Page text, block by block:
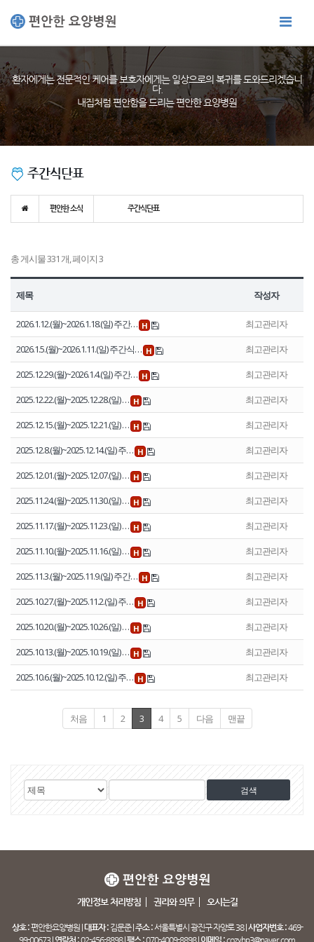
환자에게는 전문적인 케어를 보호자에게는 일상으로의 복귀를 도와드리겠습니
다.
내집처럼 편안함을 드리는 편안한 요양병원
주간식단표
편안한 소식 주간식단표
총 게시물 331 개, 페이지 3
제목 작성자
2026.1.12.(월)~2026.1.18.(일) 주간… H
최고관리자
2026.1.5.(월)~2026.1.11.(일) 주간식… H
최고관리자
2025.12.29.(월)~2026.1.4.(일) 주간… H
최고관리자
2025.12.22.(월)~2025.12.28.(일) … H
최고관리자
2025.12.15.(월)~2025.12.21.(일) … H
최고관리자
2025.12.8.(월)~2025.12.14.(일) 주… H
최고관리자
2025.12.01.(월)~2025.12.07.(일) … H
최고관리자
2025.11.24.(월)~2025.11.30.(일) … H
최고관리자
2025.11.17.(월)~2025.11.23.(일) … H
최고관리자
2025.11.10.(월)~2025.11.16.(일) … H
최고관리자
2025.11.3.(월)~2025.11.9.(일) 주간… H
최고관리자
2025.10.27.(월)~2025.11.2.(일) 주… H
최고관리자
2025.10.20.(월)~2025.10.26.(일) … H
최고관리자
2025.10.13.(월)~2025.10.19.(일) … H
최고관리자
2025.10.6.(월)~2025.10.12.(일) 주… H 최고관리자
처음 1 2 3 4 5 다음 맨끝
게
시
색
검
색
색
개인정보 처리방침 권리와 의무 오시는길
상호 :편안한요양병원 | 대표자 :김문준 | 주소 :서울특별시 광진구 자양로 38 | 사업자번호 :469-